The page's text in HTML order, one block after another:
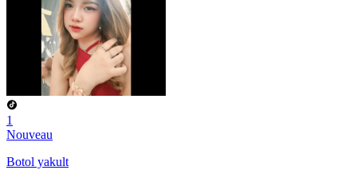
1
Nouveau
Botol yakult